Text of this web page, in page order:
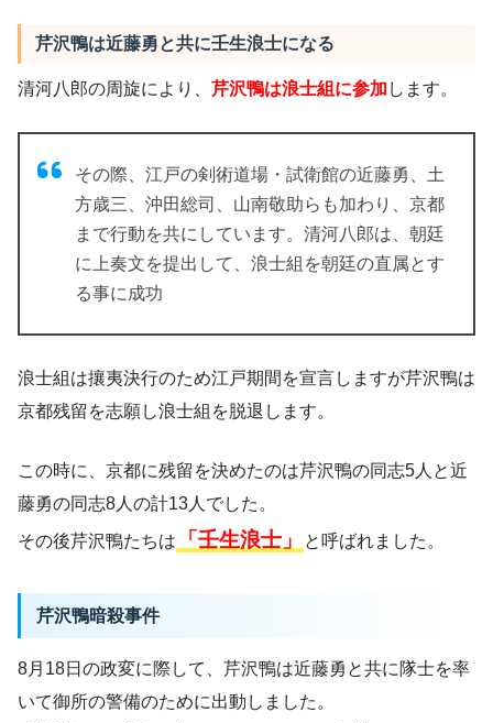
芹沢鴨は近藤勇と共に壬生浪士になる
清河八郎の周旋により、 芹沢鴨は浪士組に参加 します。
その際、江戸の剣術道場・試衛館の近藤勇、土
方歳三、沖田総司、山南敬助らも加わり、京都
まで行動を共にしています。清河八郎は、朝廷
に上奏文を提出して、浪士組を朝廷の直属とす
る事に成功
浪士組は攘夷決行のため江戸期間を宣言しますが芹沢鴨は
京都残留を志願し浪士組を脱退します。
この時に、京都に残留を決めたのは芹沢鴨の同志5人と近
藤勇の同志8人の計13人でした。
その後芹沢鴨たちは
「壬生浪士」 と呼ばれました。
芹沢鴨暗殺事件
8月18日の政変に際して、芹沢鴨は近藤勇と共に隊士を率
いて御所の警備のために出動しました。